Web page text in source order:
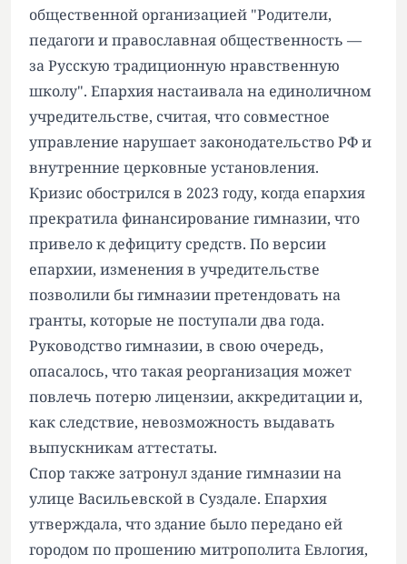
общественной организацией "Родители,
педагоги и православная общественность —
за Русскую традиционную нравственную
школу". Епархия настаивала на единоличном
учредительстве, считая, что совместное
управление нарушает законодательство РФ и
внутренние церковные установления.
Кризис обострился в 2023 году, когда епархия
прекратила финансирование гимназии, что
привело к дефициту средств. По версии
епархии, изменения в учредительстве
позволили бы гимназии претендовать на
гранты, которые не поступали два года.
Руководство гимназии, в свою очередь,
опасалось, что такая реорганизация может
повлечь потерю лицензии, аккредитации и,
как следствие, невозможность выдавать
выпускникам аттестаты.
Спор также затронул здание гимназии на
улице Васильевской в Суздале. Епархия
утверждала, что здание было передано ей
городом по прошению митрополита Евлогия,